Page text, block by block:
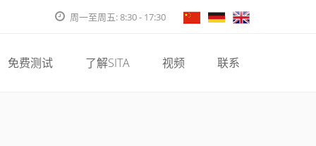
周一至周五: 8:30 - 17:30
免费测试 了解SITA 视频 联系